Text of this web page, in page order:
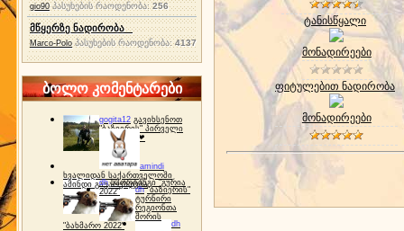
gio90 პასუხების რაოდენობა:256
მწყერზე ნადირობა
Marco-Polo პასუხების რაოდენობა:4137
ბოლო კომენტარები
gogita12 გავიხსენოთ
"ბაზიერის" პირველი
ტურნირი ❤
amindi
ხვალიდან საქართველოში
ამინდი გაუარესდება
dh სპორტინგი "გურია
2022"
dh "ბაზიერის"
ტურნირი
რეგიონთა
შორის
"ბახმარო 2022"
dh
ტანისწყალი
მონადირეები
ფიტულებით ნადირობა
მონადირეები